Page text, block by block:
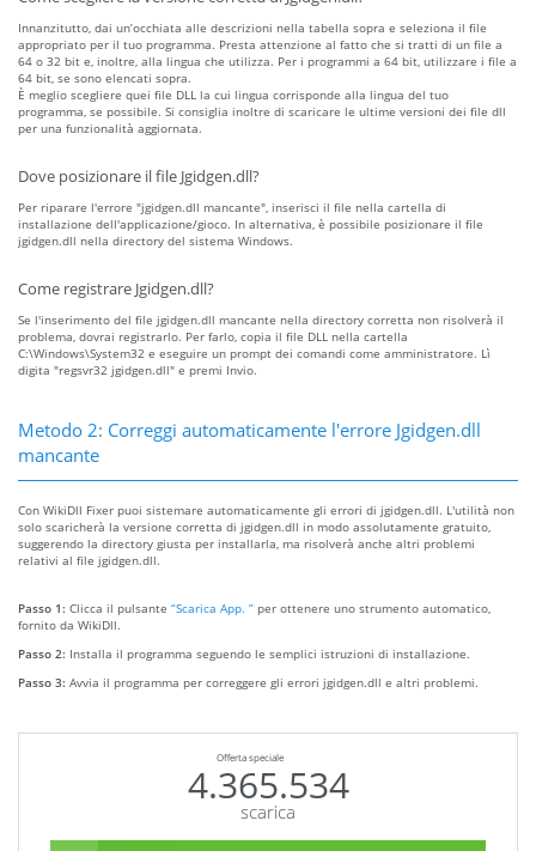
Innanzitutto, dai un’occhiata alle descrizioni nella tabella sopra e seleziona il file
appropriato per il tuo programma. Presta attenzione al fatto che si tratti di un file a
64 o 32 bit e, inoltre, alla lingua che utilizza. Per i programmi a 64 bit, utilizzare i file a
64 bit, se sono elencati sopra.
È meglio scegliere quei file DLL la cui lingua corrisponde alla lingua del tuo
programma, se possibile. Si consiglia inoltre di scaricare le ultime versioni dei file dll
per una funzionalità aggiornata.
Dove posizionare il file Jgidgen.dll?
Per riparare l'errore "jgidgen.dll mancante", inserisci il file nella cartella di
installazione dell'applicazione/gioco. In alternativa, è possibile posizionare il file
jgidgen.dll nella directory del sistema Windows.
Come registrare Jgidgen.dll?
Se l'inserimento del file jgidgen.dll mancante nella directory corretta non risolverà il
problema, dovrai registrarlo. Per farlo, copia il file DLL nella cartella
C:\Windows\System32 e eseguire un prompt dei comandi come amministratore. Lì
digita "regsvr32 jgidgen.dll" e premi Invio.
Metodo 2: Correggi automaticamente l'errore Jgidgen.dll
mancante
Con WikiDll Fixer puoi sistemare automaticamente gli errori di jgidgen.dll. L'utilità non
solo scaricherà la versione corretta di jgidgen.dll in modo assolutamente gratuito,
suggerendo la directory giusta per installarla, ma risolverà anche altri problemi
relativi al file jgidgen.dll.
Passo 1: Clicca il pulsante “Scarica App. ” per ottenere uno strumento automatico,
fornito da WikiDll.
Passo 2: Installa il programma seguendo le semplici istruzioni di installazione.
Passo 3: Avvia il programma per correggere gli errori jgidgen.dll e altri problemi.
Offerta speciale
4.365.534
scarica